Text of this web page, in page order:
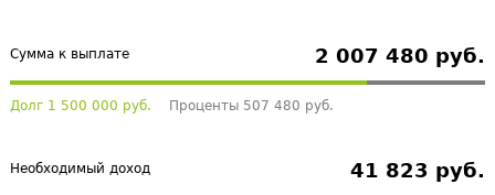
Сумма к выплате 2 007 480 руб.
Долг 1 500 000 руб. Проценты 507 480 руб.
Необходимый доход 41 823 руб.